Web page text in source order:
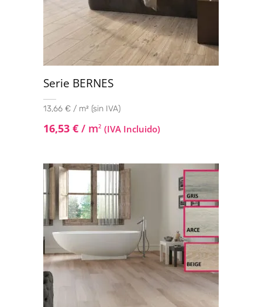
Serie BERNES
13,66 € / m² (sin IVA)
16,53 € / m2 (IVA Incluido)